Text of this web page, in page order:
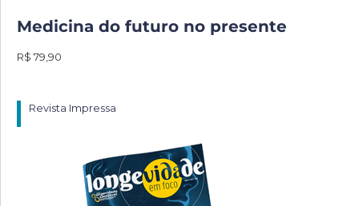
Medicina do futuro no presente
R$ 79,90
Revista Impressa